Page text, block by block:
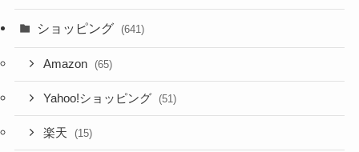
ショッピング (641)
Amazon (65)
Yahoo!ショッピング (51)
楽天 (15)